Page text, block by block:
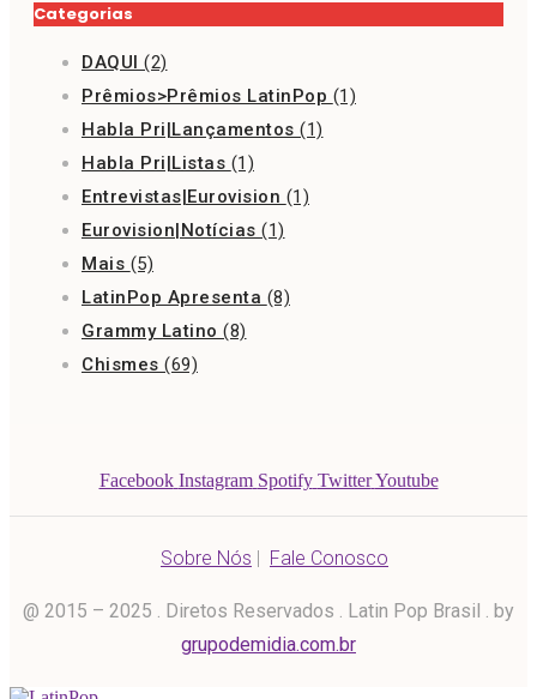
Categorias
DAQUI (2)
Prêmios>Prêmios LatinPop (1)
Habla Pri|Lançamentos (1)
Habla Pri|Listas (1)
Entrevistas|Eurovision (1)
Eurovision|Notícias (1)
Mais (5)
LatinPop Apresenta (8)
Grammy Latino (8)
Chismes (69)
Facebook Instagram Spotify Twitter Youtube
Sobre Nós | Fale Conosco
@ 2015 – 2025 . Diretos Reservados . Latin Pop Brasil . by
grupodemidia.com.br